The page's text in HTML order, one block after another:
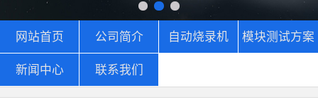
网站首页 公司简介 自动烧录机 模块测试方案
新闻中心 联系我们